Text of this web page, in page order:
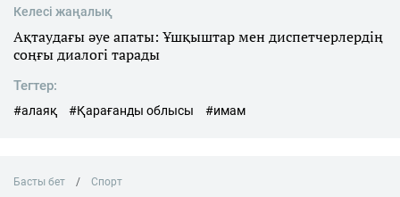
Келесі жаңалық
Ақтаудағы әуе апаты: Ұшқыштар мен диспетчерлердің
соңғы диалогі тарады
Тегтер:
#алаяқ #Қарағанды облысы #имам
Басты бет Спорт